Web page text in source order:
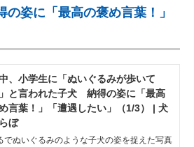
姿に「最高の褒め言葉！」
、小学生に「ぬいぐるみが歩いて
と言われた子犬 納得の姿に「最高
言葉！」「遭遇したい」（1/3） | 犬
ぼ
ぬいぐるみのような子犬の姿を捉えた写真